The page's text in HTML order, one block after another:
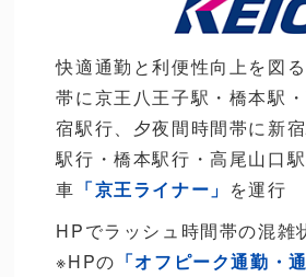
快適通勤と利便性向上を図
帯に京王八王子駅・橋本駅
宿駅行、夕夜間時間帯に新
駅行・橋本駅行・高尾山口
車 「京王ライナー」 を運行
HPでラッシュ時間帯の混雑
※HPの 「オフピーク通勤・